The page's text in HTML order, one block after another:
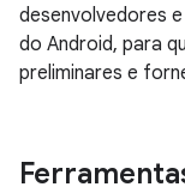
desenvolvedores
do Android, para
preliminares e